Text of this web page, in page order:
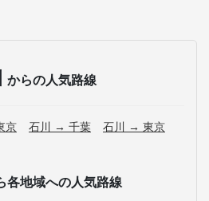
からの人気路線
京 石川 → 千葉
石川 → 東京
各地域への人気路線